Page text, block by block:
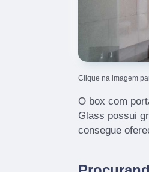
Clique na imagem
O box com
Glass possui
consegue